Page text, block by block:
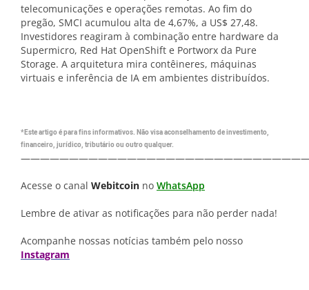
telecomunicações e operações remotas. Ao fim do
pregão, SMCI acumulou alta de 4,67%, a US$ 27,48.
Investidores reagiram à combinação entre hardware da
Supermicro, Red Hat OpenShift e Portworx da Pure
Storage. A arquitetura mira contêineres, máquinas
virtuais e inferência de IA em ambientes distribuídos.
*Este artigo é para fins informativos. Não visa aconselhamento de investimento,
financeiro, jurídico, tributário ou outro qualquer.
Acesse o canal Webitcoin no WhatsApp
Lembre de ativar as notificações para não perder nada!
Acompanhe nossas notícias também pelo nosso
Instagram